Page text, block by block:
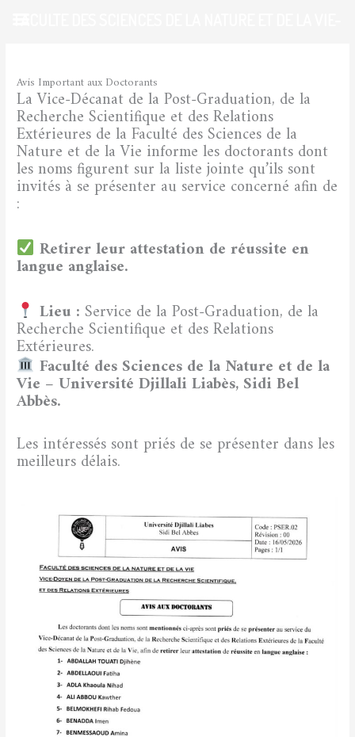
Avis Important aux Doctorants
La Vice-Décanat de la Post-Graduation, de la
Recherche Scientifique et des Relations
Extérieures de la Faculté des Sciences de la
Nature et de la Vie informe les doctorants dont
les noms figurent sur la liste jointe qu’ils sont
invités à se présenter au service concerné afin de
:
Retirer leur attestation de réussite en
langue anglaise.
Lieu : Service de la Post-Graduation, de la
Recherche Scientifique et des Relations
Extérieures.
Faculté des Sciences de la Nature et de la
Vie – Université Djillali Liabès, Sidi Bel
Abbès.
Les intéressés sont priés de se présenter dans les
meilleurs délais.